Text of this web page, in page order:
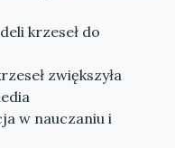
krzeseł do
zwiększyła
w nauczaniu i